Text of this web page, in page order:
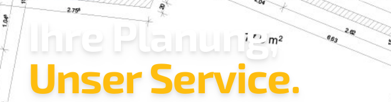
Ihre Planung,
Unser Service.